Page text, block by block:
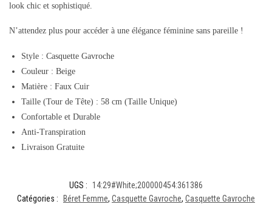
look chic et sophistiqué.
N’attendez plus pour accéder à une élégance féminine sans pareille !
Style : Casquette Gavroche
Couleur : Beige
Matière : Faux Cuir
Taille (Tour de Tête) : 58 cm (Taille Unique)
Confortable et Durable
Anti-Transpiration
Livraison Gratuite
UGS :
14:29#White;200000454:361386
Catégories : Béret Femme, Casquette Gavroche, Casquette Gavroche